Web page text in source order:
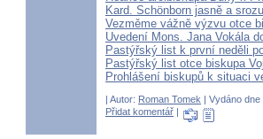
Kard. Schönborn jasně a
Vezměme vážně výzvu otce
Uvedení Mons. Jana Vokála
Pastýřský list k první neděli
Pastýřský list otce biskupa
Prohlášení biskupů k situaci
| Autor: Roman Tomek | Vydáno
Přidat komentář |